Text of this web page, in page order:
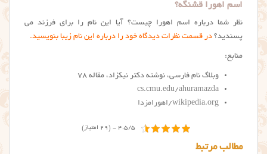
اسم اهورا قشنگه؟
نظر شما درباره اسم اهورا چیست؟ آیا این نام را برای فرزند می
پسندید؟ در قسمت نظرات دیدگاه خود را درباره این نام زیبا بنویسید.
منابع:
وبلاگ نام فارسی، نوشته دکتر نیکزاد، مقاله ۷۸
cs.cmu.edu/ahuramazda
wikipedia.org/اهورامزدا
4.5/5 - (29 امتیاز)
مطالب مرتبط